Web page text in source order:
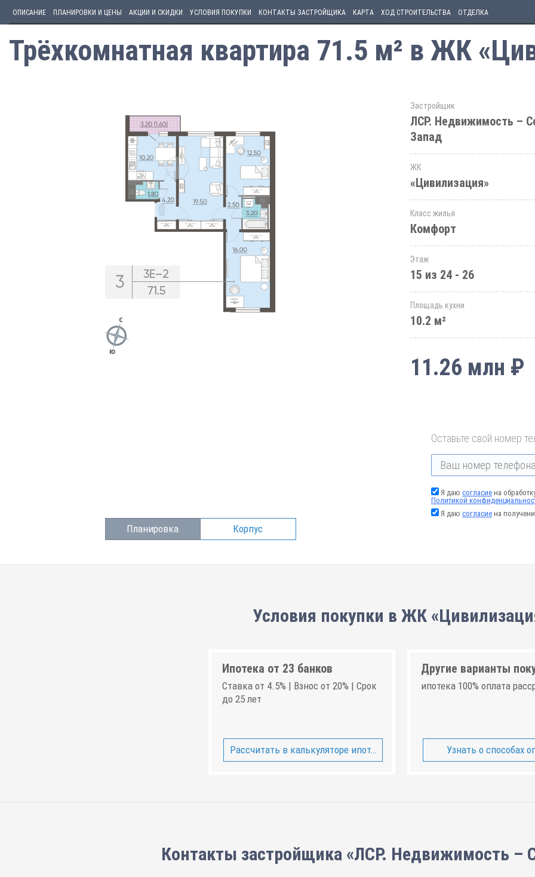
ОПИСАНИЕ ПЛАНИРОВКИ И ЦЕНЫ АКЦИИ И СКИДКИ УСЛОВИЯ ПОКУПКИ КОНТАКТЫ ЗАСТРОЙЩИКА КАРТА ХОД СТРОИТЕЛЬСТВА ОТДЕЛКА
Трёхкомнатная квартира 71.5 м² в ЖК
Планировка Корпус
Застройщик
ЛСР. Недвижимость –
Запад
ЖК
«Цивилизация»
Класс жилья
Комфорт
Этаж
15 из 24 - 26
Площадь кухни
10.2 м²
11.26 млн ₽
Оставьте свой номер
Я даю согласие на
Политикой
Я даю согласие на
Условия покупки в ЖК
Ипотека от 23 банков
Ставка от 4.5% | Взнос от 20% | Срок
до 25 лет
Рассчитать в калькуляторе ипотеки
Другие варианты
ипотека 100% оплата
Узнать о способах
Контакты застройщика «ЛСР. Недвижимость –